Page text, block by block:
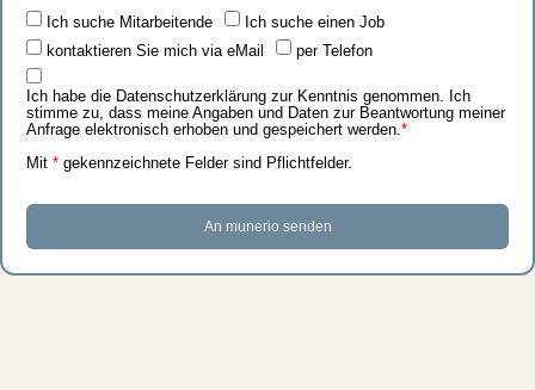
Ich suche Mitarbeitende
Ich suche einen Job
kontaktieren Sie mich via eMail
per Telefon
Ich habe die Datenschutzerklärung zur Kenntnis genommen. Ich
stimme zu, dass meine Angaben und Daten zur Beantwortung meiner
Anfrage elektronisch erhoben und gespeichert werden.*
Mit * gekennzeichnete Felder sind Pflichtfelder.
An munerio senden